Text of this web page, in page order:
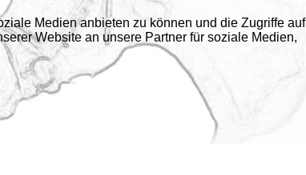
Medien anbieten zu können und die Zugriffe auf
Website an unsere Partner für soziale Medien,